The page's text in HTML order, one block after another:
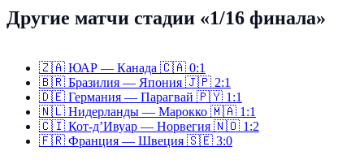
Другие матчи стадии «1/16 финала»
🇿🇦 ЮАР — Канада 🇨🇦 0:1
🇧🇷 Бразилия — Япония 🇯🇵 2:1
🇩🇪 Германия — Парагвай 🇵🇾 1:1
🇳🇱 Нидерланды — Марокко 🇲🇦 1:1
🇨🇮 Кот-д’Ивуар — Норвегия 🇳🇴 1:2
🇫🇷 Франция — Швеция 🇸🇪 3:0